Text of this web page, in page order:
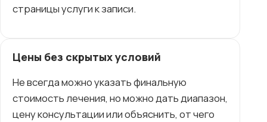
страницы услуги к записи.
Цены без скрытых условий
Не всегда можно указать финальную
стоимость лечения, но можно дать диапазон,
цену консультации или объяснить, от чего